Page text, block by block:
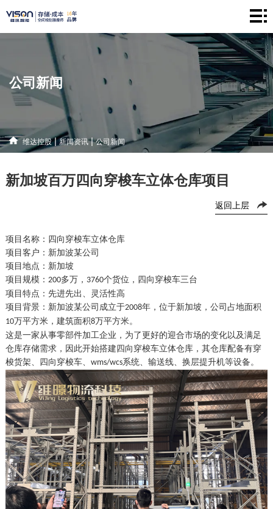
维
心
闻
资
讯
解
决
方
联
系
式
公司新闻
维达控股|新闻资讯|公司新闻
新加坡百万四向穿梭车立体仓库项目
返回上层
项目名称： 四向穿梭车立体仓库
项目客户： 新加波某公司
项目地点：新加坡
项目规模： 200多万， 3760个货位， 四向穿梭车三台
项目特点： 先进先出、灵活性高
项目背景： 新加波某公司 成立于2008年，位于新加坡 ，公司占地面积
10万平方米，建筑面积8万平方米。
这是一家从事零部件加工企业，为了更好的迎合市场的变化以及满足
仓库存储需求，因此开始搭建四向穿梭车立体仓库，其仓库配备有穿
梭货架、四向穿梭车、 wms/wcs系统、输送线、换层提升机等设备。